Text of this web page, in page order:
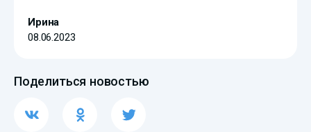
Ирина
08.06.2023
Поделиться новостью